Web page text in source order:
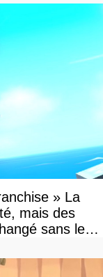
» La
mais des
sans le